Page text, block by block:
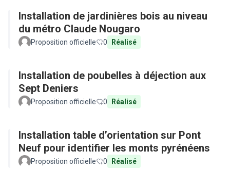
Installation de jardinières bois au niveau
du métro Claude Nougaro
Proposition officielle 0 Réalisé
Installation de poubelles à déjection aux
Sept Deniers
Proposition officielle 0 Réalisé
Installation table d’orientation sur Pont
Neuf pour identifier les monts pyrénéens
Proposition officielle 0 Réalisé